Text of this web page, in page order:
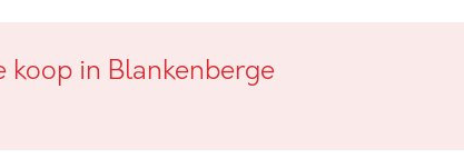
in Blankenberge
op zee, polders en haven in